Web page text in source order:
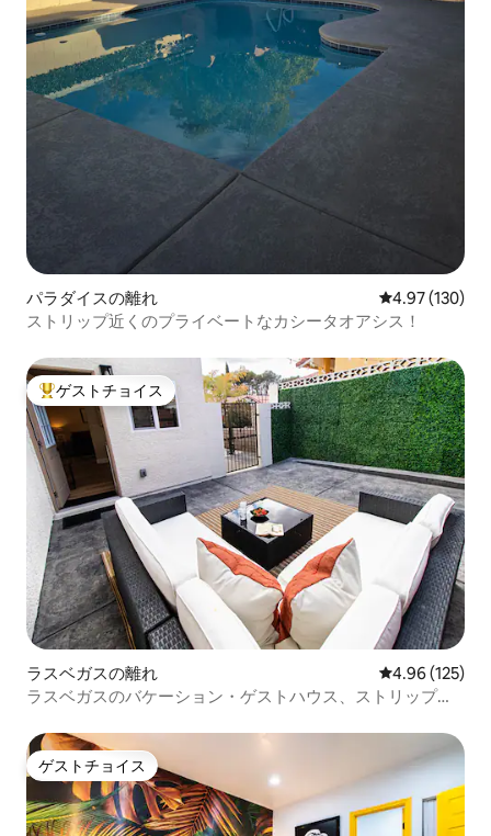
パラダイスの離れ レビュー130
4.97 (130)
ストリップ近くのプライベートなカシータオアシス！
大好評のゲストチョイスです。
ゲストチョイス
ラスベガスの離れ レビュー125
4.96 (125)
ラスベガスのバケーション・ゲストハウス、ストリップ＆
ゲストチョイス
ゲストチョイス